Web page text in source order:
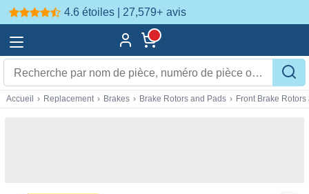
4.6 étoiles | 27,579+ avis
Accueil › Replacement › Brakes › Brake Rotors and Pads › Front Brake